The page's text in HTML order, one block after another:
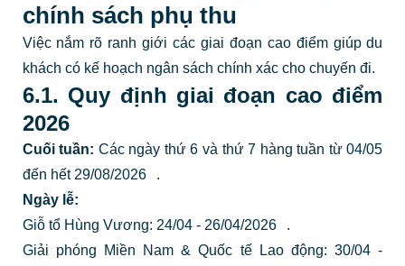
chính sách phụ thu
Việc nắm rõ ranh giới các giai đoạn cao điểm giúp du
khách có kế hoạch ngân sách chính xác cho chuyến đi.
6.1. Quy định giai đoạn cao điểm
2026
Cuối tuần: Các ngày thứ 6 và thứ 7 hàng tuần từ 04/05
đến hết 29/08/2026
.
Ngày lễ:
Giỗ tổ Hùng Vương: 24/04 - 26/04/2026
.
Giải phóng Miền Nam & Quốc tế Lao động: 30/04 -